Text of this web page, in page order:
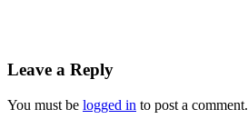
Leave a Reply
You must be logged in to post a comment.